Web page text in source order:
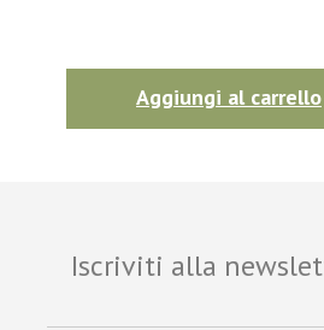
Aggiungi al carrello
Iscriviti alla